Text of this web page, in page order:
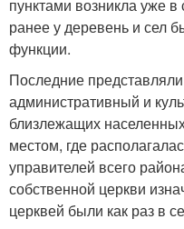
пунктами возникла уже в
ранее у деревень и сел
функции.
Последние
административный и
близлежащих
местом, где
управителей всего
собственной церкви
церквей были как раз в